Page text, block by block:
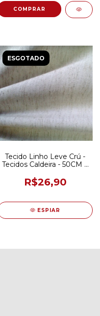
ESGOTADO
Tecido Linho Leve Crú -
Tecidos Caldeira - 50CM X
R$26,90
ESPIAR